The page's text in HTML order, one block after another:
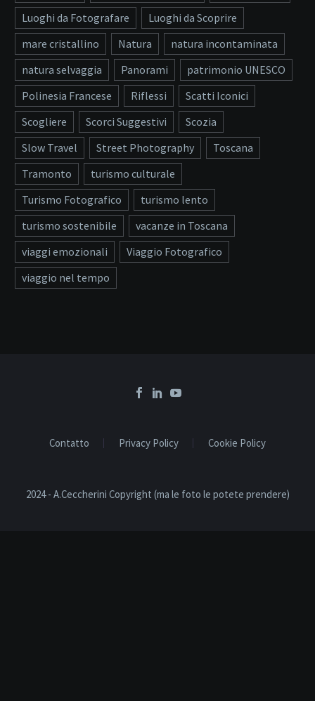
Luoghi da Fotografare
Luoghi da Scoprire
mare cristallino
Natura
natura incontaminata
natura selvaggia
Panorami
patrimonio UNESCO
Polinesia Francese
Riflessi
Scatti Iconici
Scogliere
Scorci Suggestivi
Scozia
Slow Travel
Street Photography
Toscana
Tramonto
turismo culturale
Turismo Fotografico
turismo lento
turismo sostenibile
vacanze in Toscana
viaggi emozionali
Viaggio Fotografico
viaggio nel tempo
Contatto Privacy Policy Cookie Policy
2024 - A.Ceccherini Copyright (ma le foto le potete prendere)